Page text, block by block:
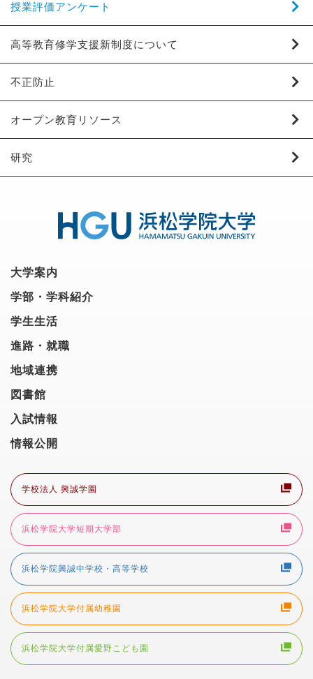
授業評価アンケート
高等教育修学支援新制度について
不正防止
オープン教育リソース
研究
大学案内
学部・学科紹介
学生生活
進路・就職
地域連携
図書館
入試情報
情報公開
学校法人 興誠学園
浜松学院大学短期大学部
浜松学院興誠中学校・高等学校
浜松学院大学付属幼稚園
浜松学院大学付属愛野こども園